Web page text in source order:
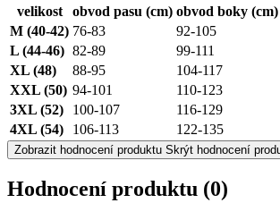
velikost obvod pasu (cm) obvod boky (cm)
M (40-42) 76-83
92-105
L (44-46) 82-89
99-111
XL (48)
88-95
104-117
XXL (50) 94-101
110-123
3XL (52)
100-107
116-129
4XL (54)
106-113 122-135
Zobrazit hodnocení produktu Skrýt hodnocení
Hodnocení produktu (0)